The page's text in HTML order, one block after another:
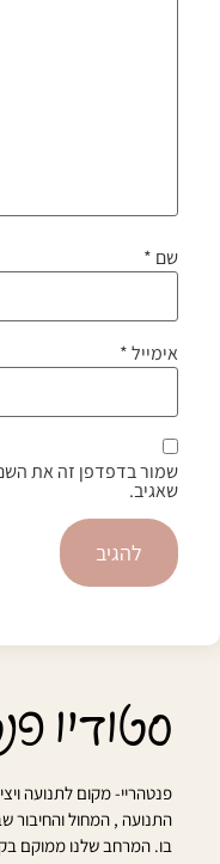
שם *
אימייל*
שמור בדפדפן זה את
שאגיב.
סטודיו
פנטהריי- מקום לתנועה
התנועה , המחול והחיבור
בו. המרחב שלנו ממוקם